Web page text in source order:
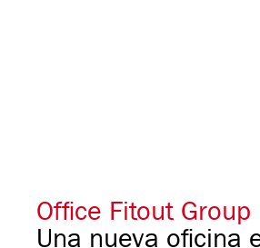
Office Fitout Group
Una nueva oficina